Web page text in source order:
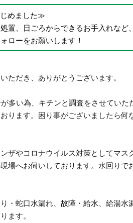
めました≫
置、日ごろからできるお手入れなど
ローをお願いします！
ただき、ありがとうございます。
多い為、キチンと調査をさせていた
ります。困り事がございましたら何
ザやコロナウイルス対策としてマス
場へお伺いしております。水回りで
・蛇口水漏れ、故障・給水、給湯水
ます。